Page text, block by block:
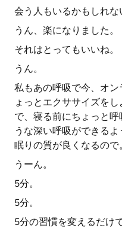
会う人もいるかもしれな
うん、楽になりました。
それはとってもいいね。
うん。
私もあの呼吸で今、オ
ょっとエクササイズを
で、寝る前にちょっと
うな深い呼吸ができる
眠りの質が良くなるので
うーん。
5分。
5分。
5分の習慣を変えるだけ